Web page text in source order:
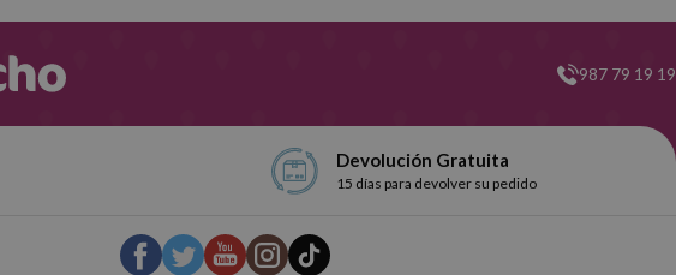
Webcartucho
diferentes.
Unos de los repuestos más populares que
lleva tu portaminas.
el rojo. Además de estos,también contamos con recambios de escritura para
987 79 19 19
Devolución Gratuita
15 días para devolver su pedido